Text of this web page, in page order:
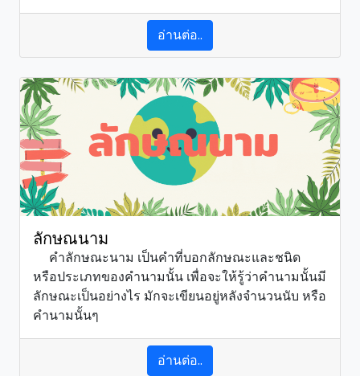
อ่านต่อ..
ลักษณนาม
คำลักษณะนาม เป็นคำที่บอกลักษณะและชนิด
หรือประเภทของคำนามนั้น เพื่อจะให้รู้ว่าคำนามนั้นมี
ลักษณะเป็นอย่างไร มักจะเขียนอยู่หลังจำนวนนับ หรือ
คำนามนั้นๆ
อ่านต่อ..